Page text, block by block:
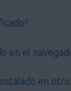
en el
en